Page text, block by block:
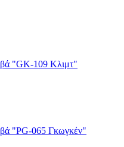
"GK-109 Κλιμτ"
"PG-065 Γκωγκέν"